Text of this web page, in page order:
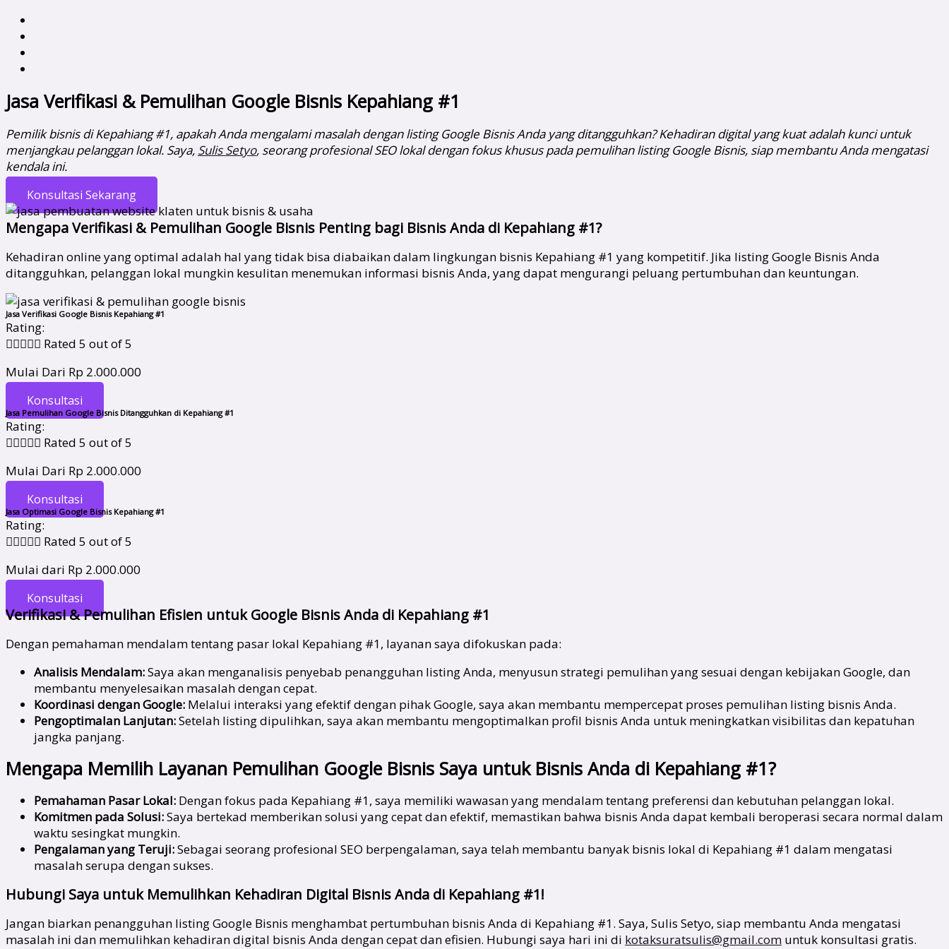
Jasa Verifikasi & Pemulihan Google Bisnis Kepahiang #1
Pemilik bisnis di Kepahiang #1, apakah Anda mengalami masalah dengan listing Google Bisnis Anda yang ditangguhkan? Kehadiran digital yang kuat adalah kunci untuk
menjangkau pelanggan lokal. Saya, Sulis Setyo, seorang profesional SEO lokal dengan fokus khusus pada pemulihan listing Google Bisnis, siap membantu Anda mengatasi
kendala ini.
Konsultasi Sekarang
Mengapa Verifikasi & Pemulihan Google Bisnis Penting bagi Bisnis Anda di Kepahiang #1?
Kehadiran online yang optimal adalah hal yang tidak bisa diabaikan dalam lingkungan bisnis Kepahiang #1 yang kompetitif. Jika listing Google Bisnis Anda
ditangguhkan, pelanggan lokal mungkin kesulitan menemukan informasi bisnis Anda, yang dapat mengurangi peluang pertumbuhan dan keuntungan.
Jasa Verifikasi Google Bisnis Kepahiang #1
Rating:
 Rated 5 out of 5
Mulai Dari Rp 2.000.000
Konsultasi
Jasa Pemulihan Google Bisnis Ditangguhkan di Kepahiang #1
Rating:
 Rated 5 out of 5
Mulai Dari Rp 2.000.000
Konsultasi
Jasa Optimasi Google Bisnis Kepahiang #1
Rating:
 Rated 5 out of 5
Mulai dari Rp 2.000.000
Konsultasi
Verifikasi & Pemulihan Efisien untuk Google Bisnis Anda di Kepahiang #1
Dengan pemahaman mendalam tentang pasar lokal Kepahiang #1, layanan saya difokuskan pada:
Analisis Mendalam:Saya akan menganalisis penyebab penangguhan listing Anda, menyusun strategi pemulihan yang sesuai dengan kebijakan Google, dan
membantu menyelesaikan masalah dengan cepat.
Koordinasi dengan Google: Melalui interaksi yang efektif dengan pihak Google, saya akan membantu mempercepat proses pemulihan listing bisnis Anda.
Pengoptimalan Lanjutan:Setelah listing dipulihkan, saya akan membantu mengoptimalkan profil bisnis Anda untuk meningkatkan visibilitas dan kepatuhan
jangka panjang.
Mengapa Memilih Layanan Pemulihan Google Bisnis Saya untuk Bisnis Anda di Kepahiang #1?
Pemahaman Pasar Lokal: Dengan fokus pada Kepahiang #1, saya memiliki wawasan yang mendalam tentang preferensi dan kebutuhan pelanggan lokal.
Komitmen pada Solusi:Saya bertekad memberikan solusi yang cepat dan efektif, memastikan bahwa bisnis Anda dapat kembali beroperasi secara normal dalam
waktu sesingkat mungkin.
Pengalaman yang Teruji:Sebagai seorang profesional SEO berpengalaman, saya telah membantu banyak bisnis lokal di Kepahiang #1 dalam mengatasi
masalah serupa dengan sukses.
Hubungi Saya untuk Memulihkan Kehadiran Digital Bisnis Anda di Kepahiang #1!
Jangan biarkan penangguhan listing Google Bisnis menghambat pertumbuhan bisnis Anda di Kepahiang #1. Saya, Sulis Setyo, siap membantu Anda mengatasi
masalah ini dan memulihkan kehadiran digital bisnis Anda dengan cepat dan efisien. Hubungi saya hari ini di kotaksuratsulis@gmail.com untuk konsultasi gratis.